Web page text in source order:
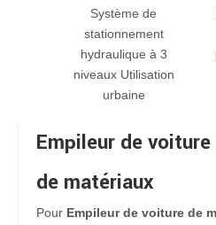
Système de
stationnement
hydraulique à 3
niveaux Utilisation
urbaine
Empileur de
de matériaux
Pour Empileur de voiture de